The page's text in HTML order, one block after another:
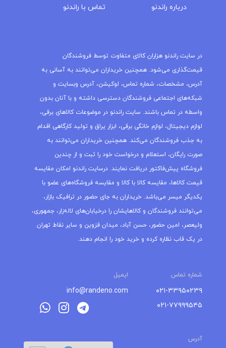
درباره‌ راندنو تماس با راندنو
در سایت راندنو هزاران کالای متفاوت توسط فروشندگان
قیمت‌گذاری می‌شود. همچنین خریداران می‌توانند به آسانی به
آدرس، مشخصات، شماره تماس، لوکیشن، آدرس وبسایت و
شبکه‌های اجتماعی فروشندگان دسترسی داشته و با آنان بدون
واسطه در تماس باشند. سایت راندنو در موضوعات کالاهای برقی،
لوازم دیجیتال، لوازم خانگی برقی، ابزار یراق و تولید کارگاهی اقدام
به جذب فروشندگان می‌کند. همچنین خریداران می‌توانند به
صورت رایگان، استعلام و درخواست خود را ثبت و از چندین
فروشگاه پیش‌فاکتور دریافت نمایند. درسایت راندنو امکان مقایسه
قیمت کالاها، مقایسه کالا با کالا و مقایسه فروشگاه‌های عضو با
یکدیگر میسر می‌باشد. خریداران به جای حضور در ترافیک بازار،
می‌توانند فروشندگان و کالاهایشان را درخیابان‌های لاله‌زار، جمهوری،
ولیعصر، امین حضور، حسن آباد، میدان قزوین و سایر نقاط تهران
در یک قاب نظاره کرده و خرید خود را انجام دهند.
شماره تماس ایمیل
۰۲۱-۳۳۹۵۰۲۳۹
۰۲۱-۷۷۹۹۹۵۴۵
info@randeno.com
آدرس